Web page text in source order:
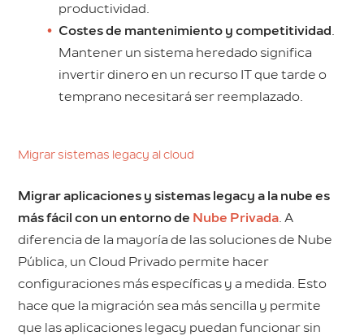
productividad.
Costes de mantenimiento y competitividad.
Mantener un sistema heredado significa
invertir dinero en un recurso IT que tarde o
temprano necesitará ser reemplazado.
Migrar sistemas legacy al cloud
Migrar aplicaciones y sistemas legacy a la nube es
más fácil con un entorno de Nube Privada. A
diferencia de la mayoría de las soluciones de Nube
Pública, un Cloud Privado permite hacer
configuraciones más específicas y a medida. Esto
hace que la migración sea más sencilla y permite
que las aplicaciones legacy puedan funcionar sin